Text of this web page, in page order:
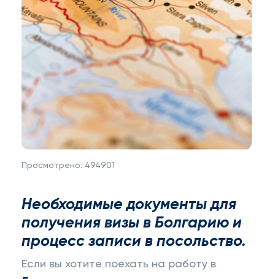
Просмотрено: 494901
Необходимые документы для
получения визы в Болгарию и
процесс записи в посольство.
Если вы хотите поехать на работу в